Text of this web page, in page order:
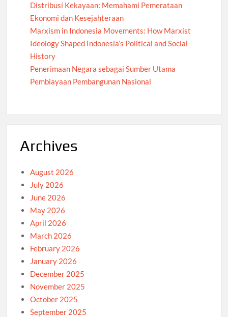
Distribusi Kekayaan: Memahami Pemerataan
Ekonomi dan Kesejahteraan
Marxism in Indonesia Movements: How Marxist
Ideology Shaped Indonesia’s Political and Social
History
Penerimaan Negara sebagai Sumber Utama
Pembiayaan Pembangunan Nasional
Archives
August 2026
July 2026
June 2026
May 2026
April 2026
March 2026
February 2026
January 2026
December 2025
November 2025
October 2025
September 2025